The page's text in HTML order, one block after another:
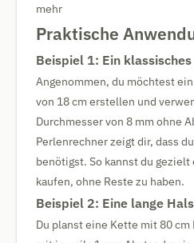
mehr
Praktische
Beispiel 1: Ein
Angenommen, du möchtest
von 18 cm erstellen und
Durchmesser von 8 mm ohne
Perlenrechner zeigt dir, dass
benötigst. So kannst du gezielt
kaufen, ohne Reste zu haben.
Beispiel 2: Eine lange
Du planst eine Kette mit 80 cm